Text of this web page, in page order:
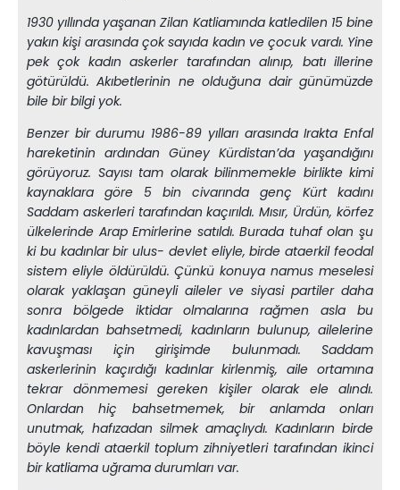
1930 yıllında yaşanan Zilan Katliamında katledilen 15 bine
yakın kişi arasında çok sayıda kadın ve çocuk vardı. Yine
pek çok kadın askerler tarafından alınıp, batı illerine
götürüldü. Akıbetlerinin ne olduğuna dair günümüzde
bile bir bilgi yok.
Benzer bir durumu 1986-89 yılları arasında Irakta Enfal
hareketinin ardından Güney Kürdistan’da yaşandığını
görüyoruz. Sayısı tam olarak bilinmemekle birlikte kimi
kaynaklara göre 5 bin civarında genç Kürt kadını
Saddam askerleri tarafından kaçırıldı. Mısır, Ürdün, körfez
ülkelerinde Arap Emirlerine satıldı. Burada tuhaf olan şu
ki bu kadınlar bir ulus- devlet eliyle, birde ataerkil feodal
sistem eliyle öldürüldü. Çünkü konuya namus meselesi
olarak yaklaşan güneyli aileler ve siyasi partiler daha
sonra bölgede iktidar olmalarına rağmen asla bu
kadınlardan bahsetmedi, kadınların bulunup, ailelerine
kavuşması için girişimde bulunmadı. Saddam
askerlerinin kaçırdığı kadınlar kirlenmiş, aile ortamına
tekrar dönmemesi gereken kişiler olarak ele alındı.
Onlardan hiç bahsetmemek, bir anlamda onları
unutmak, hafızadan silmek amaçlıydı. Kadınların birde
böyle kendi ataerkil toplum zihniyetleri tarafından ikinci
bir katliama uğrama durumları var.